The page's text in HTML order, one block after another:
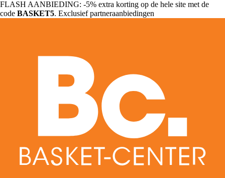
FLASH AANBIEDING: -5% extra korting op de hele site met de
code BASKET5. Exclusief partneraanbiedingen